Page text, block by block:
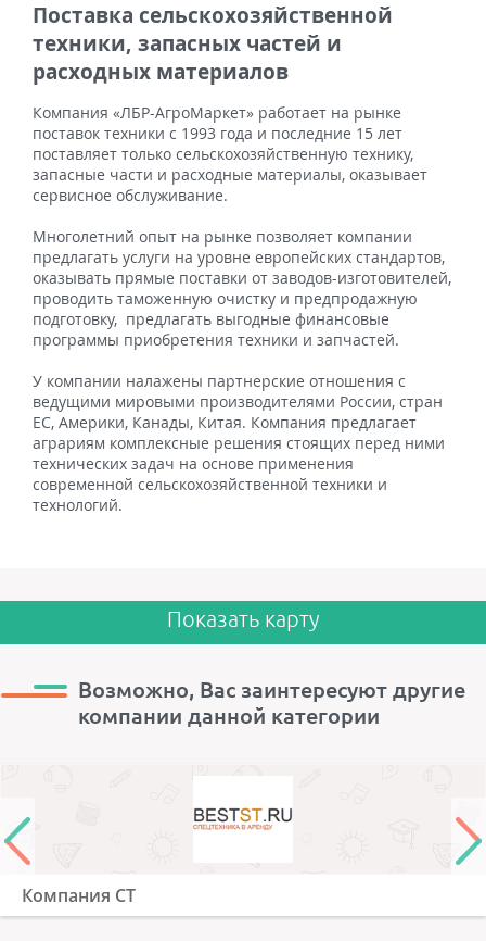
Поставка сельскохозяйственной
техники, запасных частей и
расходных материалов
Компания «ЛБР-АгроМаркет» работает на рынке
поставок техники с 1993 года и последние 15 лет
поставляет только сельскохозяйственную технику,
запасные части и расходные материалы, оказывает
сервисное обслуживание.
Многолетний опыт на рынке позволяет компании
предлагать услуги на уровне европейских стандартов,
оказывать прямые поставки от заводов-изготовителей,
проводить таможенную очистку и предпродажную
подготовку, предлагать выгодные финансовые
программы приобретения техники и запчастей.
У компании налажены партнерские отношения с
ведущими мировыми производителями России, стран
ЕС, Америки, Канады, Китая. Компания предлагает
аграриям комплексные решения стоящих перед ними
технических задач на основе применения
современной сельскохозяйственной техники и
технологий.
Показать карту
Возможно, Вас заинтересуют другие
компании данной категории
Компания СТ